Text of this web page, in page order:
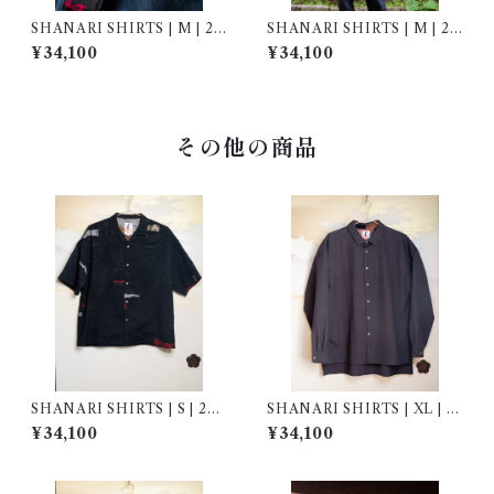
SHANARI SHIRTS | M | 26
2034
¥34,100
SHANARI SHIRTS | M | 26
1036
¥34,100
その他の商品
SHANARI SHIRTS | S | 264
041
¥34,100
SHANARI SHIRTS | XL | 2
62011
¥34,100